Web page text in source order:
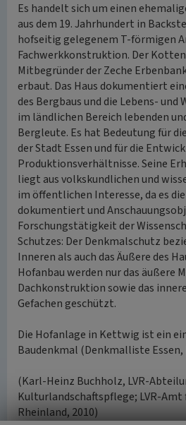
Es handelt sich um einen
aus dem 19. Jahrhundert in
hofseitig gelegenem T-förmigen
Fachwerkkonstruktion. Der
Mitbegründer der Zeche
erbaut. Das Haus dokumentiert
des Bergbaus und die Lebens-
im ländlichen Bereich lebenden
Bergleute. Es hat Bedeutung für
der Stadt Essen und für die
Produktionsverhältnisse. Seine
liegt aus volkskundlichen und
im öffentlichen Interesse, da es
dokumentiert und
Forschungstätigkeit der
Schutzes: Der Denkmalschutz
Inneren als auch das Äußere des
Hofanbau werden nur das äußere
Dachkonstruktion sowie das
Gefachen geschützt.
Die Hofanlage in Kettwig ist ein
Baudenkmal (Denkmalliste Essen,
(Karl-Heinz Buchholz, LVR-
Kulturlandschaftspflege; LVR-
Rheinland, 2010)